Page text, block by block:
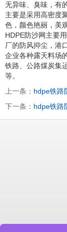
无异味、臭味，有
主要是采用高密度
色，颜色艳丽，美
HDPE防沙网主要
厂的防风抑尘，港
企业各种露天料场
铁路、公路煤炭集
等。
上一条： hdpe铁路
下一条： hdpe铁路